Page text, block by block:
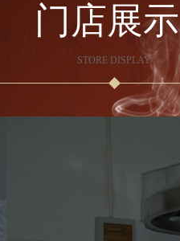
门店展示
STORE DISPLAY